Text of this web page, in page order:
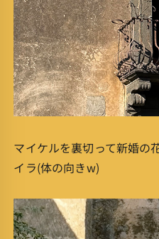
マイケルを裏切って新婚の
イラ(体の向きw)